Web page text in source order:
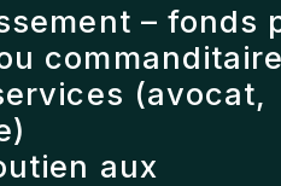
– fonds
(avocat,
aux